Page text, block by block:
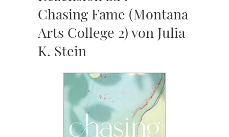
Chasing Fame (Montana
Arts College 2) von Julia
K. Stein